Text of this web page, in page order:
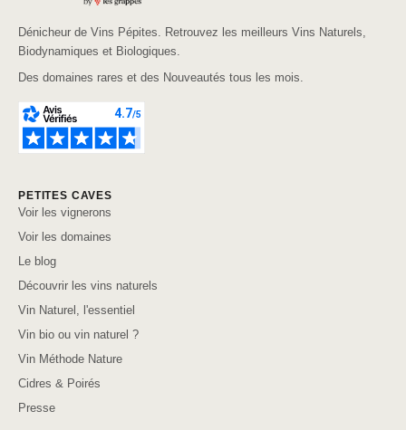
Dénicheur de Vins Pépites. Retrouvez les meilleurs Vins Naturels,
Biodynamiques et Biologiques.
Des domaines rares et des Nouveautés tous les mois.
PETITES CAVES
Voir les vignerons
Voir les domaines
Le blog
Découvrir les vins naturels
Vin Naturel, l'essentiel
Vin bio ou vin naturel ?
Vin Méthode Nature
Cidres & Poirés
Presse